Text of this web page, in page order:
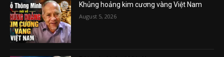
Khủng hoảng kim cương vàng Việt Nam
August 5, 2026